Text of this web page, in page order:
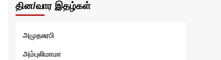
தின/வார இதழ்கள்
அமுதசுரபி
அம்புலிமாமா